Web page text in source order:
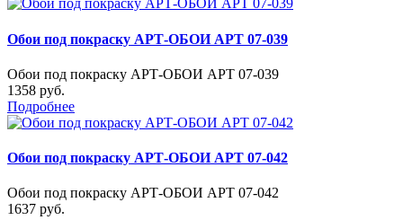
Обои под покраску АРТ-ОБОИ АРТ 07-039
Обои под покраску АРТ-ОБОИ АРТ 07-039
1358 руб.
Подробнее
Обои под покраску АРТ-ОБОИ АРТ 07-042
Обои под покраску АРТ-ОБОИ АРТ 07-042
1637 руб.